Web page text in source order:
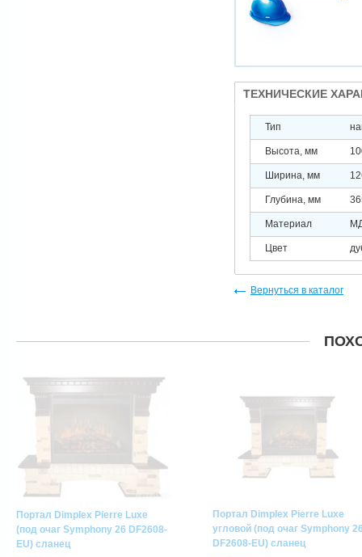
ТЕХНИЧЕСКИЕ
Тип
Высота, мм
Ширина, мм
Глубина, мм
Материал
Цвет
Вернуться в каталог
Портал Dimplex Pierre Luxe
(под очаг Symphony 26 DF2608-
EU) сланец
Портал Dimplex Pierre Luxe
угловой (под очаг Symphony
DF2608-EU) сланец